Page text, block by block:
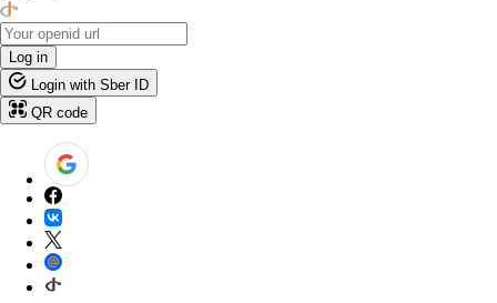
Log in
Login with Sber ID
QR code